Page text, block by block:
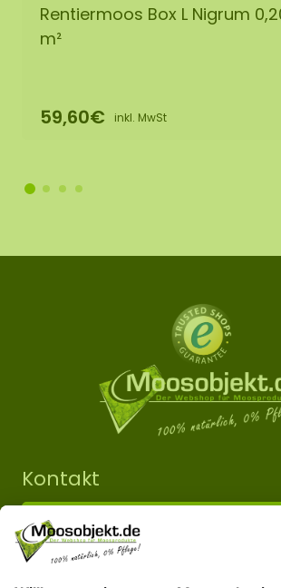
Rentiermoos Box L Nigrum
m²
59,60€ inkl. MwSt
Kontakt